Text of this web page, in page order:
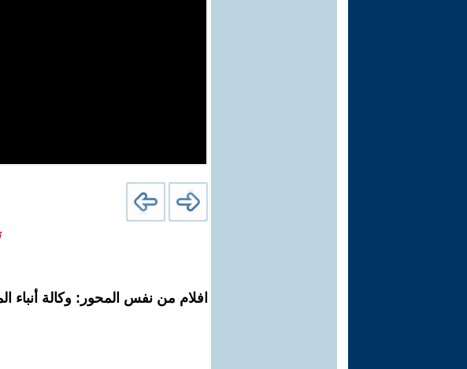
افلام من نفس المحور: وكالة أنباء